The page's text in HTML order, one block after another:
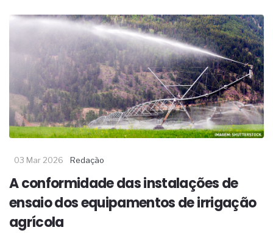
03 Mar 2026 Redação
A conformidade das instalações de
ensaio dos equipamentos de irrigação
agrícola